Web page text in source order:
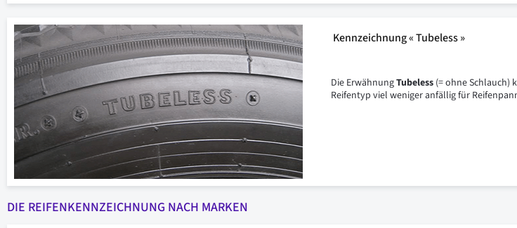
Kennzeichnung « Tubeless »
Die ErwähnungTubeless (= ohne Schlauch)
Reifentyp viel weniger anfällig für
DIE REIFENKENNZEICHNUNG NACH MARKEN